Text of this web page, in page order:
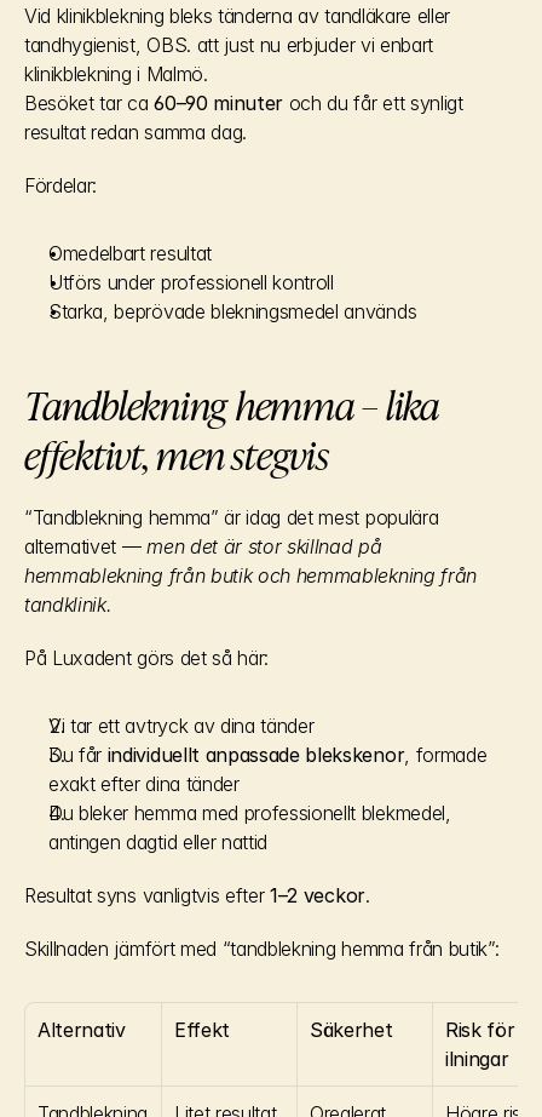
Vid klinikblekning bleks tänderna av tandläkare eller
tandhygienist, OBS. att just nu erbjuder vi enbart
klinikblekning i Malmö.
Besöket tar ca 60–90 minuter och du får ett synligt
resultat redan samma dag.
Fördelar:
Omedelbart resultat
Utförs under professionell kontroll
Starka, beprövade blekningsmedel används
Tandblekning hemma – lika
effektivt, men stegvis
“Tandblekning hemma” är idag det mest populära
alternativet — men det är stor skillnad på
hemmablekning från butik och hemmablekning från
tandklinik.
På Luxadent görs det så här:
Vi tar ett avtryck av dina tänder
Du får individuellt anpassade blekskenor, formade
exakt efter dina tänder
Du bleker hemma med professionellt blekmedel,
antingen dagtid eller nattid
Resultat syns vanligtvis efter 1–2 veckor.
Skillnaden jämfört med “tandblekning hemma från butik”:
Alternativ Effekt Säkerhet
Risk för
ilningar